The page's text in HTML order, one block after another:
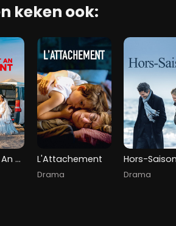
keken ook:
It Was Just An Accident L'Attachement
Drama
Hors-Saison
Drama